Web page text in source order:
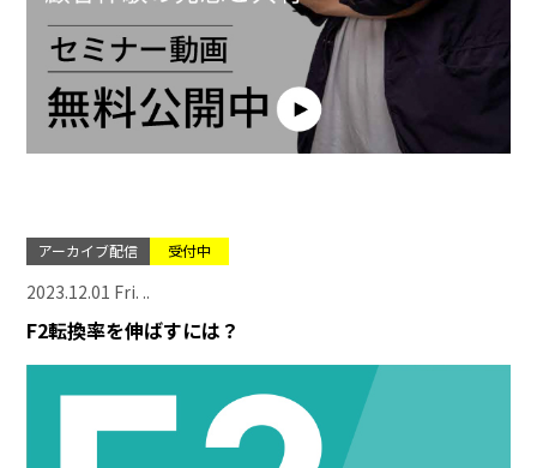
アーカイブ配信 受付中
2023.12.01 Fri. ..
F2転換率を伸ばすには？